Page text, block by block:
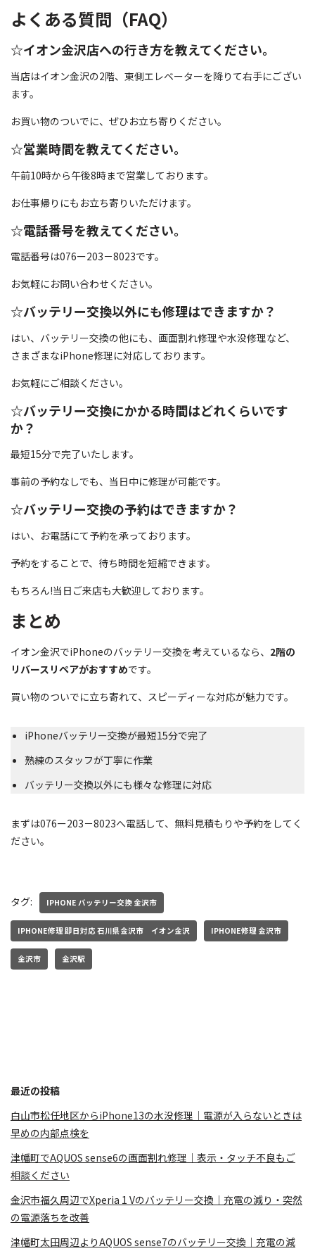
よくある質問（FAQ）
☆イオン金沢店への行き方を教えてください。
当店はイオン金沢の2階、東側エレベーターを降りて右手にござい
ます。
お買い物のついでに、ぜひお立ち寄りください。
☆営業時間を教えてください。
午前10時から午後8時まで営業しております。
お仕事帰りにもお立ち寄りいただけます。
☆電話番号を教えてください。
電話番号は076ー203－8023です。
お気軽にお問い合わせください。
☆バッテリー交換以外にも修理はできますか？
はい、バッテリー交換の他にも、画面割れ修理や水没修理など、
さまざまなiPhone修理に対応しております。
お気軽にご相談ください。
☆バッテリー交換にかかる時間はどれくらいです
か？
最短15分で完了いたします。
事前の予約なしでも、当日中に修理が可能です。
☆バッテリー交換の予約はできますか？
はい、お電話にて予約を承っております。
予約をすることで、待ち時間を短縮できます。
もちろん!当日ご来店も大歓迎しております。
まとめ
イオン金沢でiPhoneのバッテリー交換を考えているなら、 2階の
リバースリペアがおすすめです。
買い物のついでに立ち寄れて、スピーディーな対応が魅力です。
iPhoneバッテリー交換が最短15分で完了
熟練のスタッフが丁寧に作業
バッテリー交換以外にも様々な修理に対応
まずは076ー203－8023へ電話して、無料見積もりや予約をしてく
ださい。
タグ: IPHONE バッテリー交換 金沢市
IPHONE修理 即日対応 石川県金沢市 イオン金沢 IPHONE修理 金沢市
金沢市 金沢駅
最近の投稿
白山市松任地区からiPhone13の水没修理｜電源が入らないときは
早めの内部点検を
津幡町でAQUOS sense6の画面割れ修理｜表示・タッチ不良もご
相談ください
金沢市福久周辺でXperia 1 Vのバッテリー交換｜充電の減り・突然
の電源落ちを改善
津幡町太田周辺よりAQUOS sense7のバッテリー交換｜充電の減